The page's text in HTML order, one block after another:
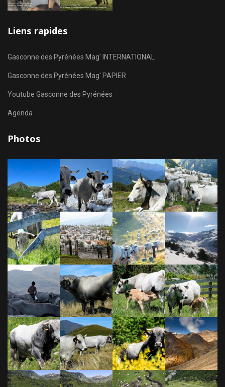
Liens rapides
Gasconne des Pyrénées Mag' INTERNATIONAL
Gasconne des Pyrénées Mag' PAPIER
Youtube Gasconne des Pyrénées
Agenda
Photos